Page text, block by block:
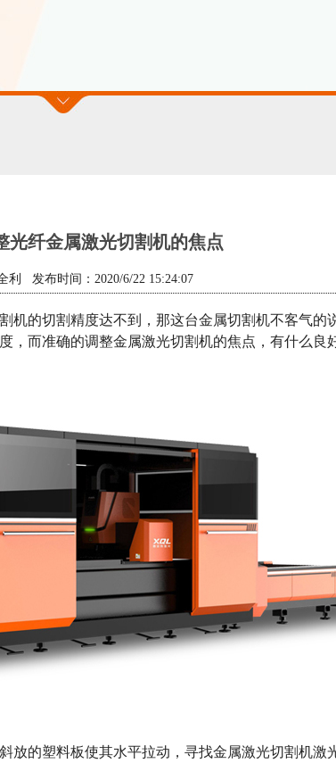
光纤金属激光切割机的焦点
利 发布时间：2020/6/22 15:24:07
的切割精度达不到，那这台金属切割机不客气的
，而准确的调整金属激光切割机的焦点，有什么良
的塑料板使其水平拉动，寻找金属激光切割机激